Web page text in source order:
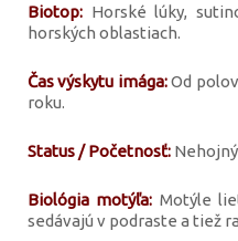
Biotop: Horské lúky,
horských oblastiach.
Čas výskytu imága:Od
roku.
Status / Početnosť:
Biológia motýľa: Motýle
sedávajú v podraste a tiež